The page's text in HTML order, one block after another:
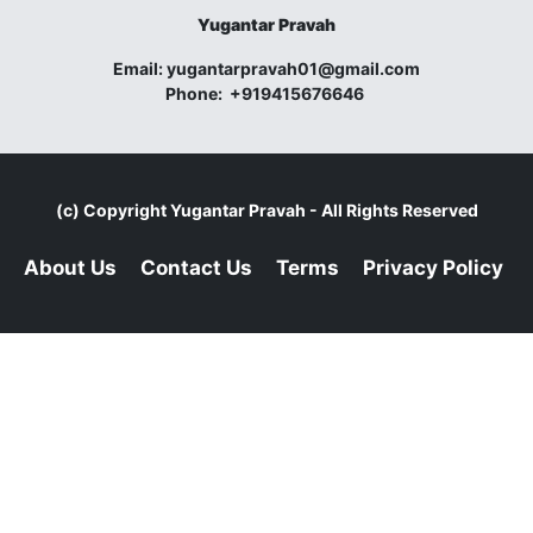
Yugantar Pravah
Email:yugantarpravah01@gmail.com
Phone: +919415676646
(c) CopyrightYugantar Pravah - All Rights Reserved
About Us Contact Us Terms Privacy Policy